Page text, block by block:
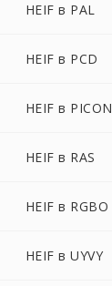
HEIF в PAL
HEIF в PCD
HEIF в PICON
HEIF в RAS
HEIF в RGBO
HEIF в UYVY